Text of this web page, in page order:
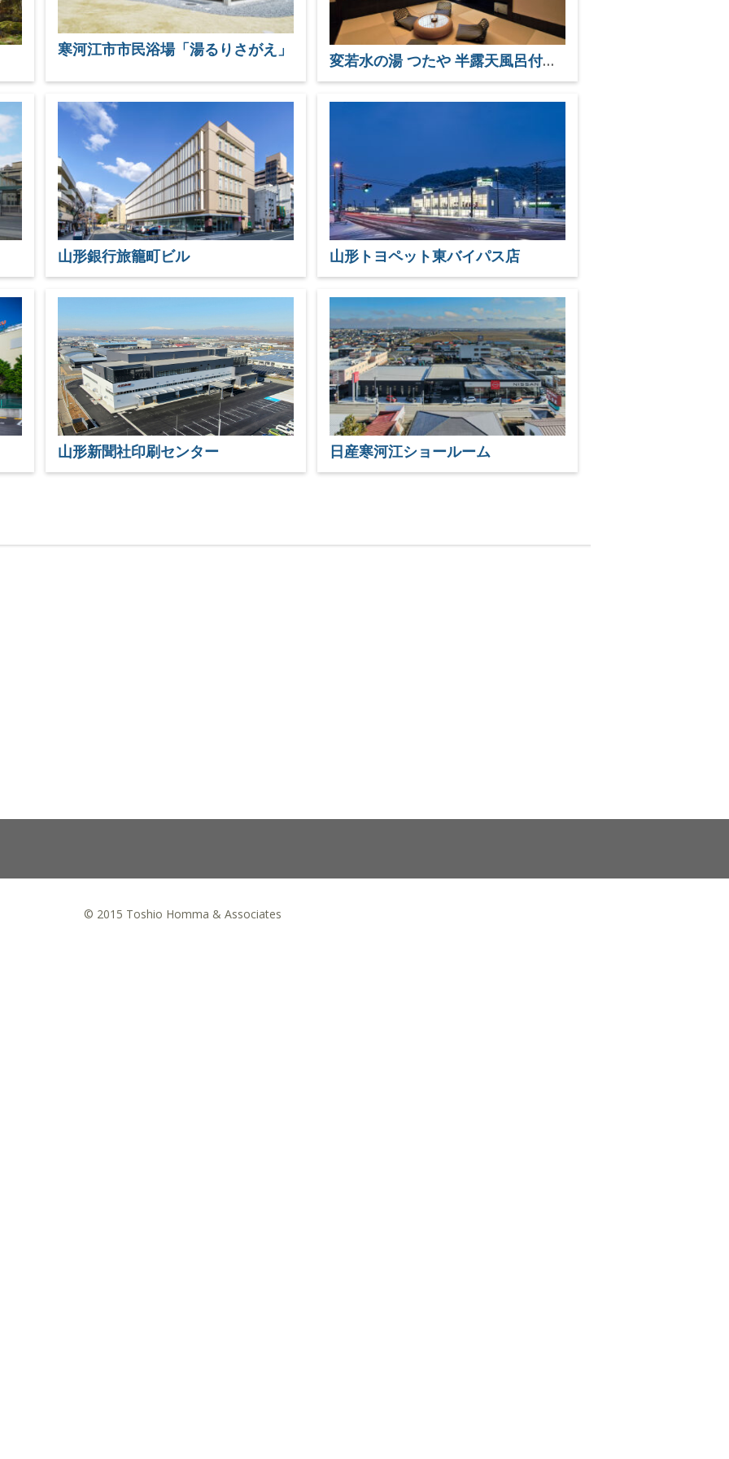
寒河江市市民浴場「湯るりさがえ」
変若水の湯 つたや 半露天風呂付特別室「amrta」
山形銀行旅籠町ビル 山形トヨペット東バイパス店
山形新聞社印刷センター 日産寒河江ショールーム
© 2015 Toshio Homma & Associates